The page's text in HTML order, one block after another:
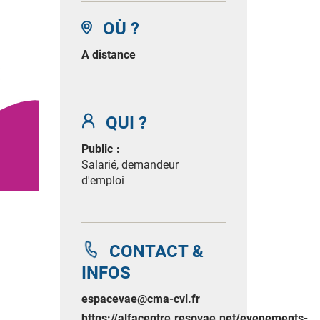
OÙ ?
A distance
QUI ?
Public
Salarié, demandeur
d'emploi
CONTACT &
INFOS
espacevae@cma-cvl.fr